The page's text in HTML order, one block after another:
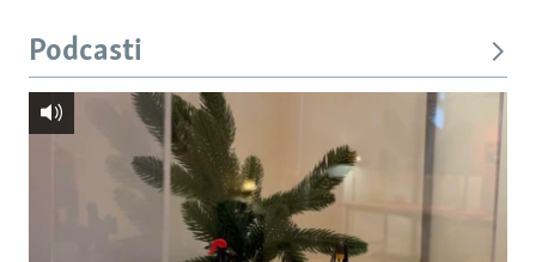
Podcasti